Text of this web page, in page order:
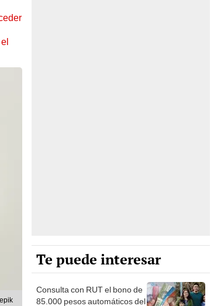
Te puede interesar
Consulta con RUT el bono de
85.000 pesos automáticos del